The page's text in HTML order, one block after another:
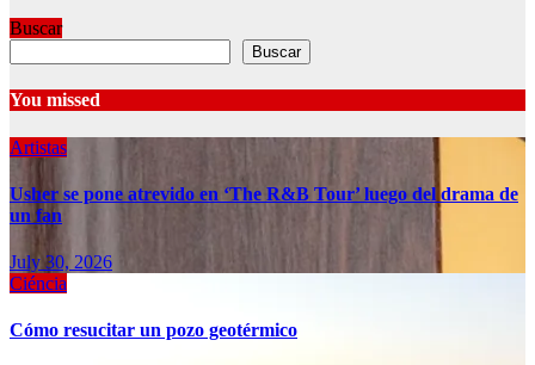
Buscar
Buscar
You missed
Artistas
Usher se pone atrevido en ‘The R&B Tour’ luego del drama de
un fan
July 30, 2026
Ciéncia
Cómo resucitar un pozo geotérmico